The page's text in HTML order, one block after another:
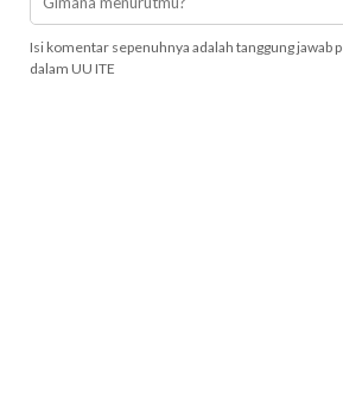
Isi komentar sepenuhnya adalah tanggung jawab
dalam UU ITE